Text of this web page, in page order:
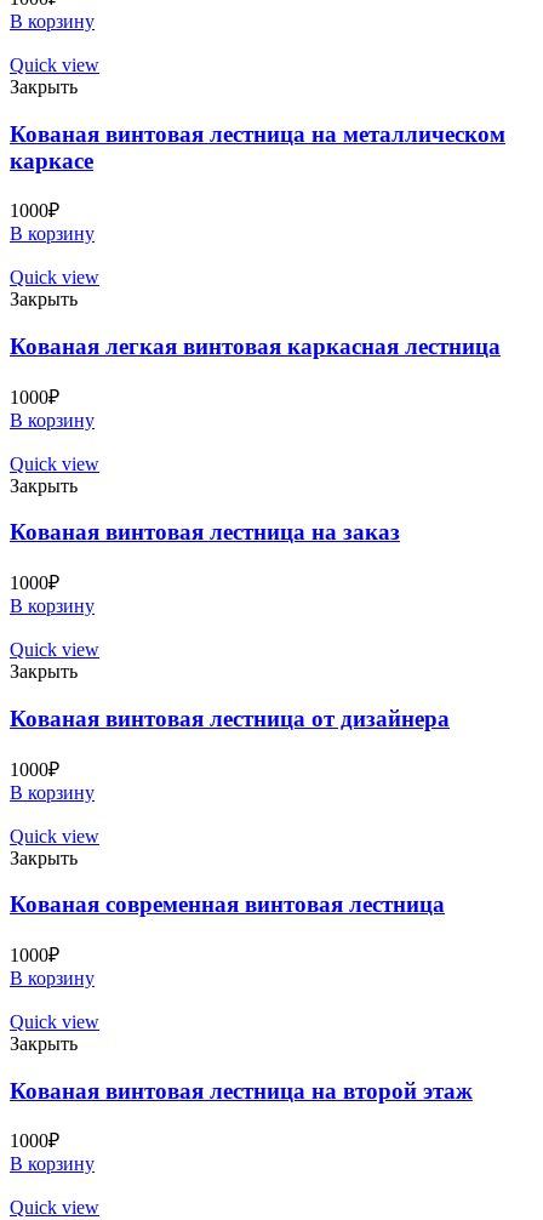
В корзину
Quick view
Закрыть
Кованая винтовая лестница на металлическом
каркасе
1000₽
В корзину
Quick view
Закрыть
Кованая легкая винтовая каркасная лестница
1000₽
В корзину
Quick view
Закрыть
Кованая винтовая лестница на заказ
1000₽
В корзину
Quick view
Закрыть
Кованая винтовая лестница от дизайнера
1000₽
В корзину
Quick view
Закрыть
Кованая современная винтовая лестница
1000₽
В корзину
Quick view
Закрыть
Кованая винтовая лестница на второй этаж
1000₽
В корзину
Quick view